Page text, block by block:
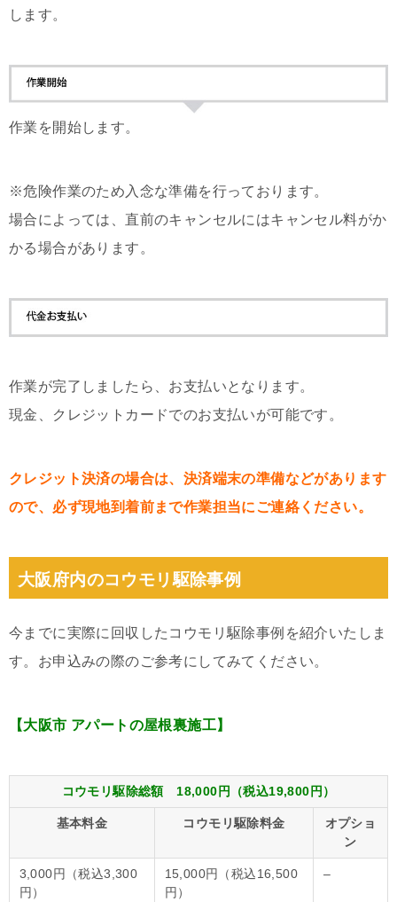
します。
作業を開始します。
※危険作業のため入念な準備を行っております。
場合によっては、直前のキャンセルにはキャンセル料がか
かる場合があります。
作業が完了しましたら、お支払いとなります。
現金、クレジットカードでのお支払いが可能です。
クレジット決済の場合は、決済端末の準備などがあります
ので、必ず現地到着前まで作業担当にご連絡ください。
大阪府内のコウモリ駆除事例
今までに実際に回収したコウモリ駆除事例を紹介いたしま
す。お申込みの際のご参考にしてみてください。
【大阪市 アパートの屋根裏施工】
コウモリ駆除総額 18,000円（税込19,800円）
基本料金 コウモリ駆除料金
オプショ
ン
3,000円（税込3,300
円）
15,000円（税込16,500
円）
–